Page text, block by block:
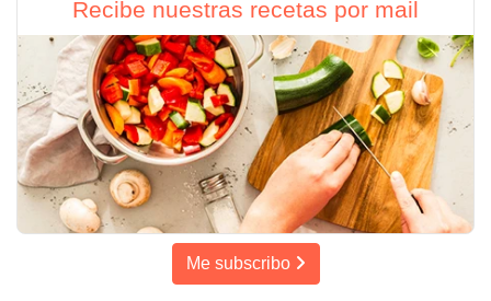
Recibe nuestras recetas por mail
Me subscribo